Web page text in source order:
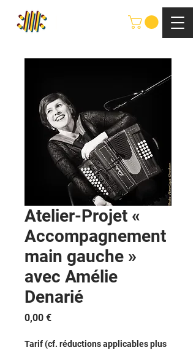
Atelier-Projet «
Accompagnement
main gauche »
avec Amélie
Denarié
0,00 €Prix
Tarif (cf. réductions applicables plus